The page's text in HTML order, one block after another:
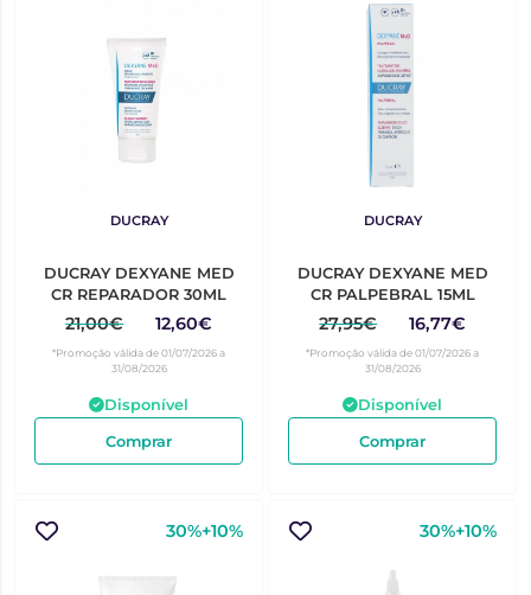
DUCRAY
DUCRAY DEXYANE MED
CR REPARADOR 30ML
21,00€ 12,60€
*Promoção válida de 01/07/2026 a
31/08/2026
Disponível
Comprar
DUCRAY
DUCRAY DEXYANE MED
CR PALPEBRAL 15ML
27,95€ 16,77€
*Promoção válida de 01/07/2026 a
31/08/2026
Disponível
Comprar
30%+10% 30%+10%